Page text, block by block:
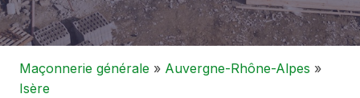
Maçonnerie générale » Auvergne-Rhône-Alpes »
Isère